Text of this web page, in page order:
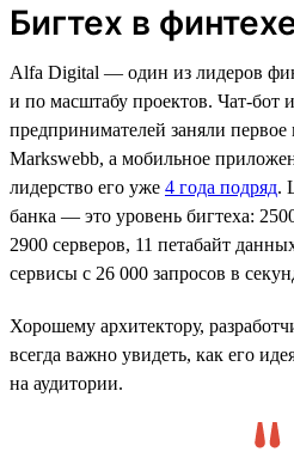
Бигтех в
Alfa Digital — один из лидеров
и по масштабу проектов. Чат-бот
предпринимателей заняли первое
Markswebb, а мобильное
лидерство его уже 4 года подряд.
банка — это уровень бигтеха:
2900 серверов, 11 петабайт
сервисы с 26 000 запросов в
Хорошему архитектору,
всегда важно увидеть, как его
на аудитории.